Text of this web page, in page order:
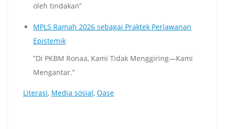
oleh tindakan”
MPLS Ramah 2026 sebagai Praktek Perlawanan
Epistemik
”Di PKBM Ronaa, Kami Tidak Menggiring—Kami
Mengantar.”
Literasi, Media sosial, Oase